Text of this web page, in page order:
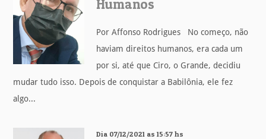
Humanos
Por Affonso Rodrigues No começo, não
haviam direitos humanos, era cada um
por si, até que Ciro, o Grande, decidiu
mudar tudo isso. Depois de conquistar a Babilônia, ele fez
algo...
Dia 07/12/2021 as 15:57 hs